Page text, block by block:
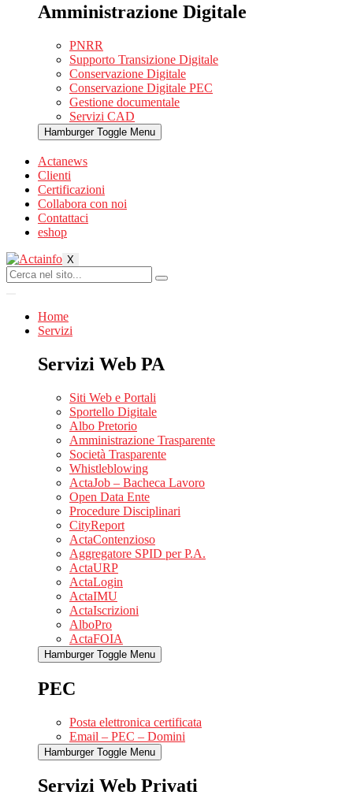
Amministrazione Digitale
PNRR
Supporto Transizione Digitale
Conservazione Digitale
Conservazione Digitale PEC
Gestione documentale
Servizi CAD
Hamburger Toggle Menu
Actanews
Clienti
Certificazioni
Collabora con noi
Contattaci
eshop
X
Home
Servizi
Servizi Web PA
Siti Web e Portali
Sportello Digitale
Albo Pretorio
Amministrazione Trasparente
Società Trasparente
Whistleblowing
ActaJob – Bacheca Lavoro
Open Data Ente
Procedure Disciplinari
CityReport
ActaContenzioso
Aggregatore SPID per P.A.
ActaURP
ActaLogin
ActaIMU
ActaIscrizioni
AlboPro
ActaFOIA
Hamburger Toggle Menu
PEC
Posta elettronica certificata
Email – PEC – Domini
Hamburger Toggle Menu
Servizi Web Privati